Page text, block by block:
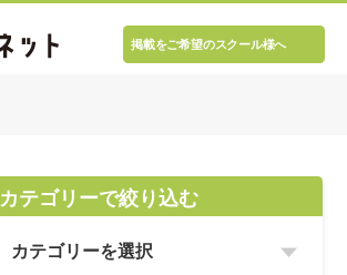
掲載をご希望のスクール様へ
カテゴリーで絞り込む